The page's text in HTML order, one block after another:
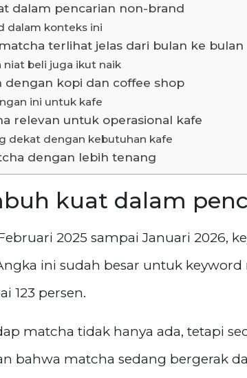
dalam pencarian non-brand
dalam konteks ini
terlihat jelas dari bulan ke bulan
beli juga ikut naik
dengan kopi dan coffee shop
ini untuk kafe
relevan untuk operasional kafe
dekat dengan kebutuhan kafe
dengan lebih tenang
kuat dalam
2025 sampai Januari 2026,
ini sudah besar untuk
123 persen.
matcha tidak hanya ada, tetapi
bahwa matcha sedang bergerak